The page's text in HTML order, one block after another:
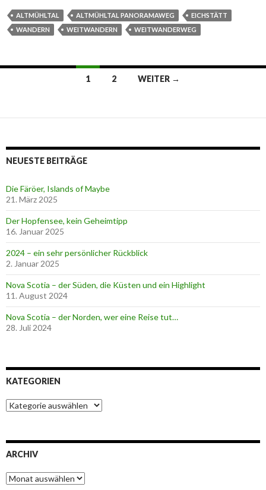
ALTMÜHLTAL ALTMÜHLTAL PANORAMAWEG
EICHSTÄTT
WANDERN
WEITWANDERN WEITWANDERWEG
Navigation
1 2 WEITER →
NEUESTE BEITRÄGE
Die Färöer, Islands of Maybe
21. März 2025
Der Hopfensee, kein Geheimtipp
16. Januar 2025
2024 – ein sehr persönlicher Rückblick
2. Januar 2025
Nova Scotia – der Süden, die Küsten und ein Highlight
11. August 2024
Nova Scotia – der Norden, wer eine Reise tut…
28. Juli 2024
KATEGORIEN
K
a
o
ARCHIV
A
r